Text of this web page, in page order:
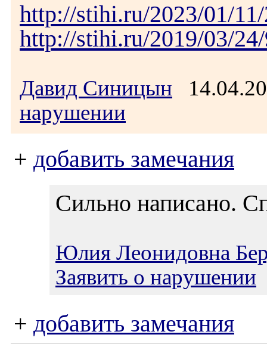
http://stihi.ru/2023/01/
http://stihi.ru/2019/03/
Давид Синицын
нарушении
+ добавить замечания
Сильно написано.
Юлия Леонидовна
Заявить о нарушении
+ добавить замечания